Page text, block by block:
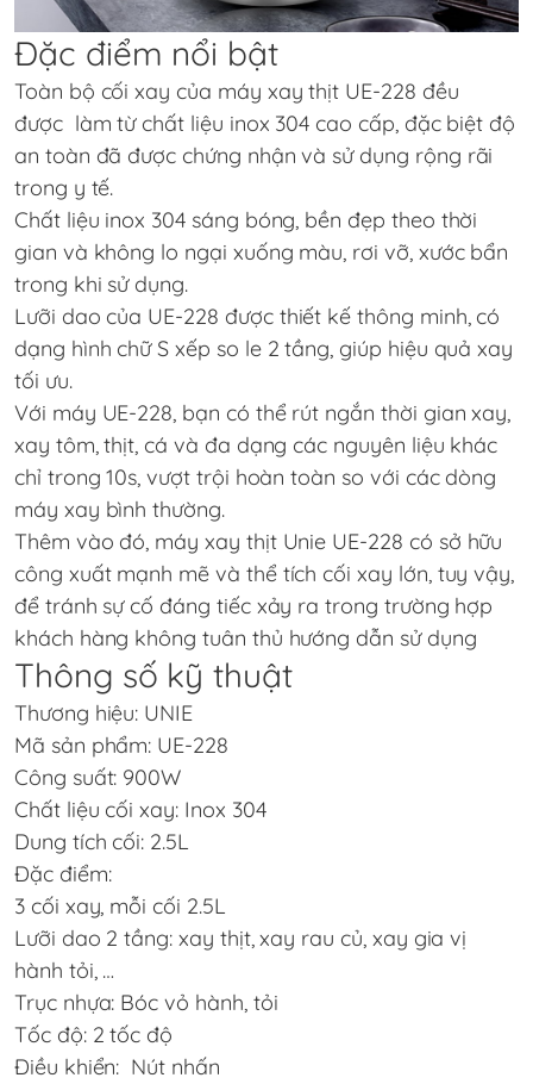
Đặc điểm nổi bật
Toàn bộ cối xay của máy xay thịt UE-228 đều
được làm từ chất liệu inox 304 cao cấp, đặc biệt độ
an toàn đã được chứng nhận và sử dụng rộng rãi
trong y tế.
Chất liệu inox 304 sáng bóng, bền đẹp theo thời
gian và không lo ngại xuống màu, rơi vỡ, xước bẩn
trong khi sử dụng.
Lưỡi dao của UE-228 được thiết kế thông minh, có
dạng hình chữ S xếp so le 2 tầng, giúp hiệu quả xay
tối ưu.
Với máy UE-228, bạn có thể rút ngắn thời gian xay,
xay tôm, thịt, cá và đa dạng các nguyên liệu khác
chỉ trong 10s, vượt trội hoàn toàn so với các dòng
máy xay bình thường.
Thêm vào đó, máy xay thịt Unie UE-228 có sở hữu
công xuất mạnh mẽ và thể tích cối xay lớn, tuy vậy,
để tránh sự cố đáng tiếc xảy ra trong trường hợp
khách hàng không tuân thủ hướng dẫn sử dụng
Thông số kỹ thuật
Thương hiệu: UNIE
Mã sản phẩm: UE-228
Công suất: 900W
Chất liệu cối xay: Inox 304
Dung tích cối: 2.5L
Đặc điểm:
3 cối xay, mỗi cối 2.5L
Lưỡi dao 2 tầng: xay thịt, xay rau củ, xay gia vị
hành tỏi, …
Trục nhựa: Bóc vỏ hành, tỏi
Tốc độ: 2 tốc độ
Điều khiển: Nút nhấn